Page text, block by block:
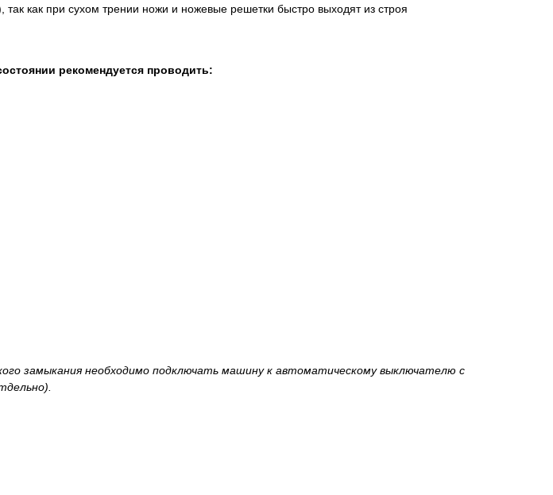
так как при сухом трении ножи и ножевые решетки быстро выходят из строя
рекомендуется проводить:
замыкания необходимо подключать машину к автоматическому выключателю с